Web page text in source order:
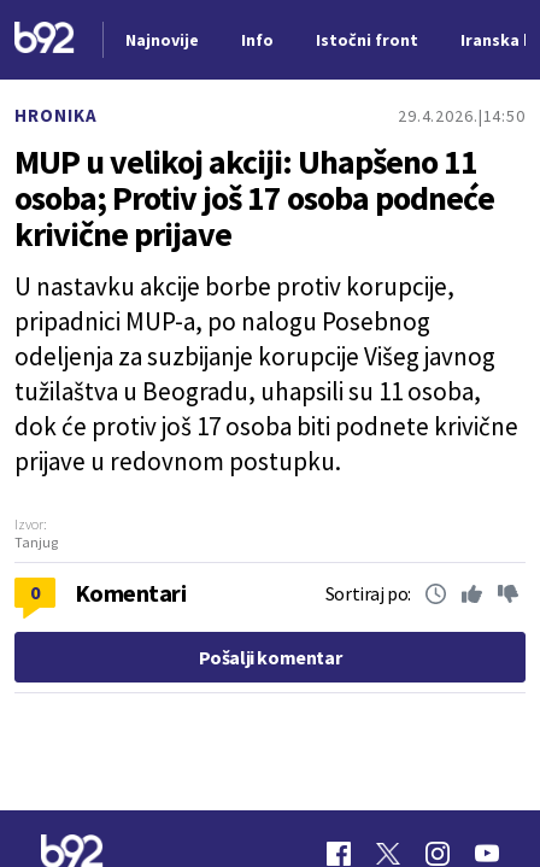
Najnovije Info Istočni front Iranska
HRONIKA 29.4.2026. 14:50
MUP u velikoj akciji: Uhapšeno 11
osoba; Protiv još 17 osoba podneće
krivične prijave
U nastavku akcije borbe protiv korupcije,
pripadnici MUP-a, po nalogu Posebnog
odeljenja za suzbijanje korupcije Višeg javnog
tužilaštva u Beogradu, uhapsili su 11 osoba,
dok će protiv još 17 osoba biti podnete krivične
prijave u redovnom postupku.
Izvor:
Tanjug
0 Komentari Sortiraj po:
Pošalji komentar